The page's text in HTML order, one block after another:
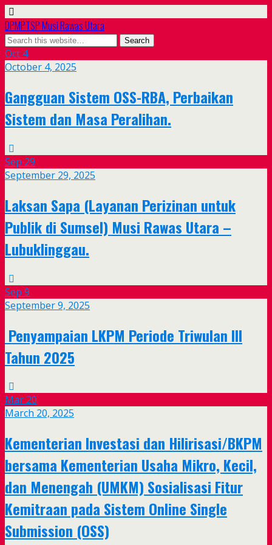
DPMPTSP Musi Rawas Utara
Oct 4
October 4, 2025
Gangguan Sistem OSS-RBA, Perbaikan
Sistem dan Masa Peralihan.
Sep 29
September 29, 2025
Laksan Sapa (Layanan Perizinan untuk
Publik di Sumsel) Musi Rawas Utara –
Lubuklinggau.
Sep 9
September 9, 2025
Penyampaian LKPM Periode Triwulan III
Tahun 2025
Mar 20
March 20, 2025
Kementerian Investasi dan Hilirisasi/BKPM
bersama Kementerian Usaha Mikro, Kecil,
dan Menengah (UMKM) Sosialisasi Fitur
Kemitraan pada Sistem Online Single
Submission (OSS)